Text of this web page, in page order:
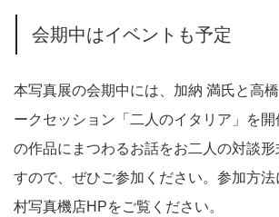
会期中はイベントも予定
本写真展の会期中には、加納 満氏と高
ークセッション「二人のイタリア」を
の作品にまつわるお話をお二人の対談
すので、ぜひご参加ください。参加方
村写真機店HPをご覧ください。